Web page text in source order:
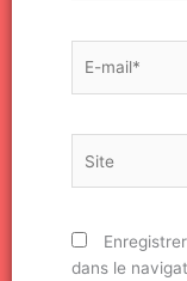
mail*
dans le